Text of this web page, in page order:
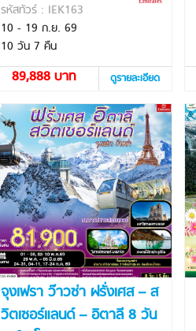
รหัสทัวร์ : IEK163
10 - 19 ก.ย. 69
10 วัน 7 คืน
89,888 บาท ดูรายละเอียด
จุงเฟรา ว๊าวซ่า ฝรั่งเศส – ส
วิตเซอร์แลนด์ – อิตาลี 8 วัน